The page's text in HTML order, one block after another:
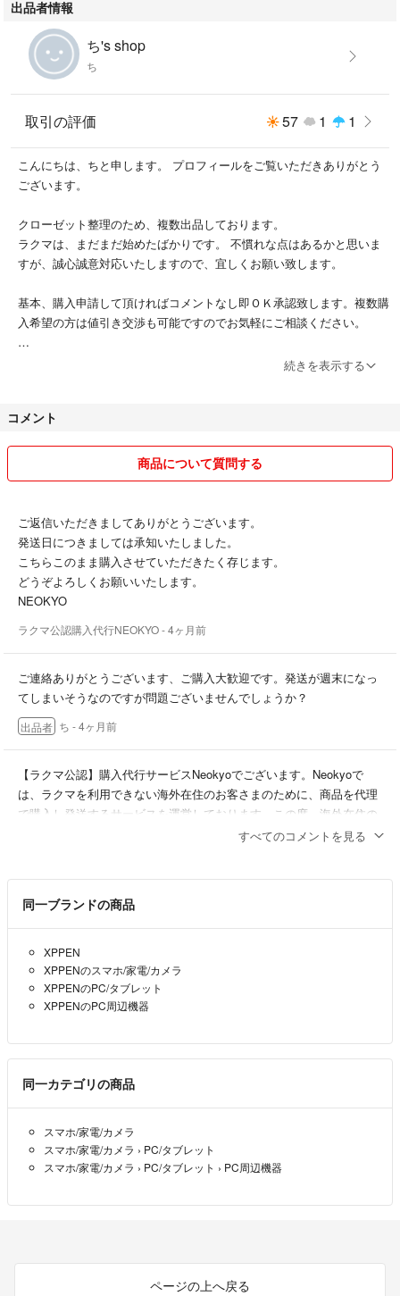
出品者情報
ち's shop
ち
取引の評価 57 1 1
こんにちは、ちと申します。 プロフィールをご覧いただきありがとう
ございます。
クローゼット整理のため、複数出品しております。
ラクマは、まだまだ始めたばかりです。 不慣れな点はあるかと思いま
すが、誠心誠意対応いたしますので、宜しくお願い致します。
基本、購入申請して頂ければコメントなし即ＯＫ承認致します。複数購
入希望の方は値引き交渉も可能ですのでお気軽にご相談ください。
なる方や神経質な方は、ご購入をご遠慮頂ければ思います。
メッセージのやり取りもできるだけ早く対応させて頂くつもりでいます
が、仕事等で手が空かない際は返信が遅れることもございます。 その
少しでも皆様との気持ちの良い取引をしたいと思います。不明な点は何
なりとご指摘ください。対応致します。
どうぞ宜しくお願い致します。
続きを表示する
コメント
商品について質問する
ご返信いただきましてありがとうございます。
発送日につきましては承知いたしました。
こちらこのまま購入させていただきたく存じます。
どうぞよろしくお願いいたします。
NEOKYO
ラクマ公認購入代行NEOKYO- 4ヶ月前
ご連絡ありがとうございます、ご購入大歓迎です。発送が週末になっ
てしまいそうなのですが問題ございませんでしょうか？
出品者 ち - 4ヶ月前
【ラクマ公認】購入代行サービスNeokyoでございます。Neokyoで
は、ラクマを利用できない海外在住のお客さまのために、商品を代理
で購入し発送するサービスを運営しております。この度、海外在住の
お客様よりリクエストがあり、こちらの商品を購入させていただきた
ラクマ公認購入代行NEOKYO
すべてのコメントを見る
同一ブランドの商品
XPPEN
XPPENのスマホ/家電/カメラ
XPPENのPC/タブレット
XPPENのPC周辺機器
同一カテゴリの商品
スマホ/家電/カメラ
スマホ/家電/カメラ › PC/タブレット
スマホ/家電/カメラ › PC/タブレット › PC周辺機器
ページの上へ戻る